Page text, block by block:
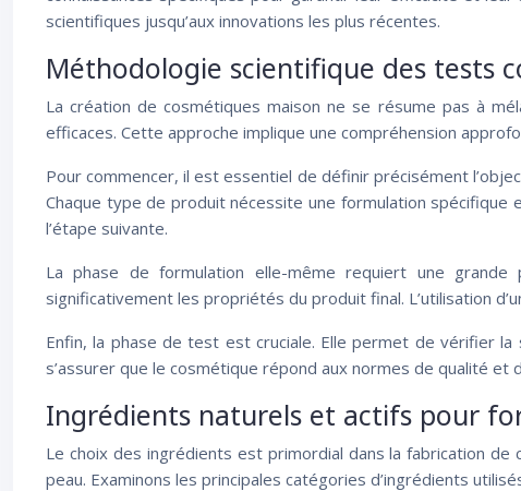
scientifiques jusqu’aux innovations les plus récentes.
Méthodologie scientifique des tests
La création de cosmétiques maison ne se résume pas à
efficaces. Cette approche implique une compréhension
Pour commencer, il est essentiel de définir précisément
Chaque type de produit nécessite une formulation
l’étape suivante.
La phase de formulation elle-même requiert une
significativement les propriétés du produit final. L’utilisation
Enfin, la phase de test est cruciale. Elle permet de vérifier
s’assurer que le cosmétique répond aux normes de qualité et
Ingrédients naturels et actifs pour
Le choix des ingrédients est primordial dans la fabrication
peau. Examinons les principales catégories d’ingrédients